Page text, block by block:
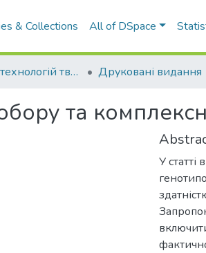
& Collections All of DSpace
Факультет технологій тваринництва та продовольства Друковані видання
та
У